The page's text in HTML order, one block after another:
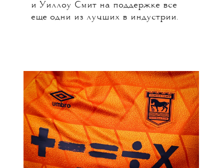
и Уиллоу Смит на поддержке все
еще одни из лучших в индустрии.